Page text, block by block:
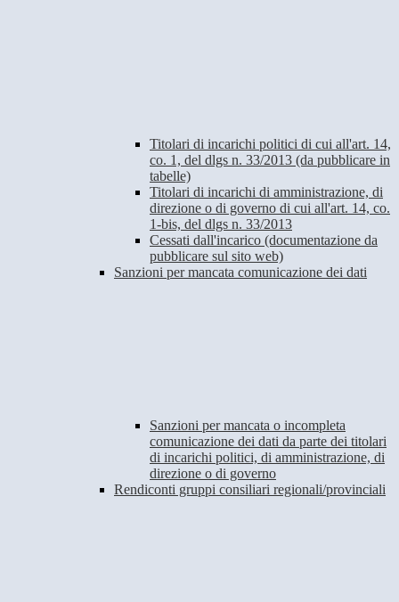
Titolari di incarichi politici di cui all'art. 14,
co. 1, del dlgs n. 33/2013 (da pubblicare in
tabelle)
Titolari di incarichi di amministrazione, di
direzione o di governo di cui all'art. 14, co.
1-bis, del dlgs n. 33/2013
Cessati dall'incarico (documentazione da
pubblicare sul sito web)
Sanzioni per mancata comunicazione dei dati
Sanzioni per mancata o incompleta
comunicazione dei dati da parte dei titolari
di incarichi politici, di amministrazione, di
direzione o di governo
Rendiconti gruppi consiliari regionali/provinciali